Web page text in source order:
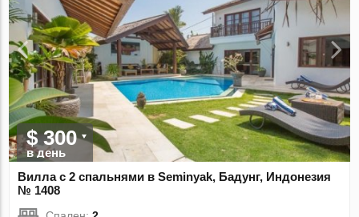
$ 300
в день
Вилла с 2 спальнями в Seminyak, Бадунг, Индонезия
№ 1408